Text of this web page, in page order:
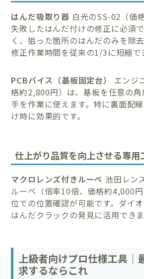
はんだ吸取り器 白光のSS-02（価
失敗したはんだ付けの修正に必須
く、狙った箇所のはんだのみを除
修正作業時間を従来の1/3に短縮で
PCBバイス（基板固定台）
エンジ
格約2,800円）は、基板を任意の
手を作業に使えます。特に裏面配
け時に効果的です。
仕上がり品質を向上させる専用
マクロレンズ付きルーペ 池田レン
ルーペ（倍率10倍、価格約4,000
位での位置確認が可能です。ダイ
はんだクラックの発見に活用できま
上級者向けプロ仕様工具｜
求するならこれ